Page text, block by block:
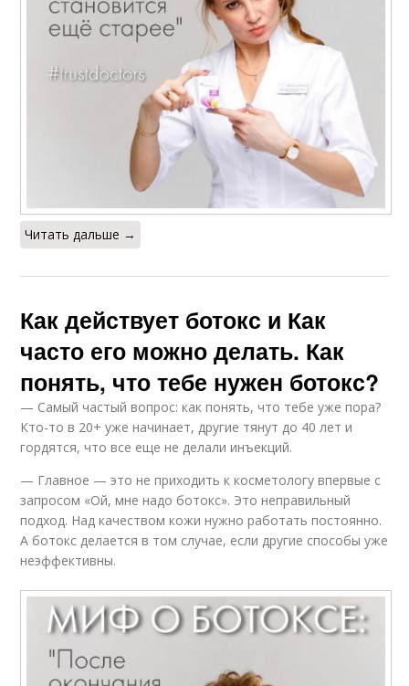
Читать дальше →
Как действует ботокс и Как
часто его можно делать. Как
понять, что тебе нужен ботокс?
— Самый частый вопрос: как понять, что тебе уже пора?
Кто-то в 20+ уже начинает, другие тянут до 40 лет и
гордятся, что все еще не делали инъекций.
— Главное — это не приходить к косметологу впервые с
запросом «Ой, мне надо ботокс». Это неправильный
подход. Над качеством кожи нужно работать постоянно.
А ботокс делается в том случае, если другие способы уже
неэффективны.